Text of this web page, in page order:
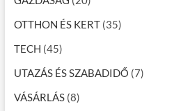
OTTHON ÉS KERT(35)
TECH (45)
UTAZÁS ÉS SZABADIDŐ (7)
VÁSÁRLÁS(8)